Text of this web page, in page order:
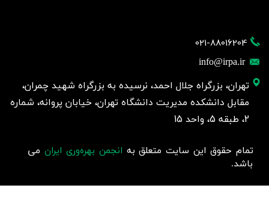
021-88016204
info@irpa.ir
تهران، بزرگراه جلال احمد، نرسیده به بزرگراه شهید چمران،
مقابل دانشکده مدیریت دانشگاه تهران، خیابان پروانه، شماره
2، طبقه 5، واحد 15
تمام حقوق این سایت متعلق به انجمن بهره‌وری ایران می
باشد.